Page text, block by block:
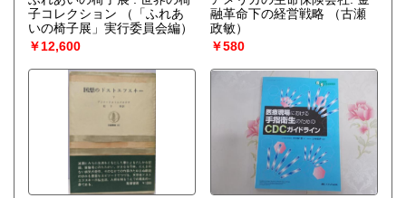
子コレクション
（「ふれあ
いの椅子展」実行委員会編）
￥12,600
融革命下の経営戦略
（古瀬
政敏）
￥580